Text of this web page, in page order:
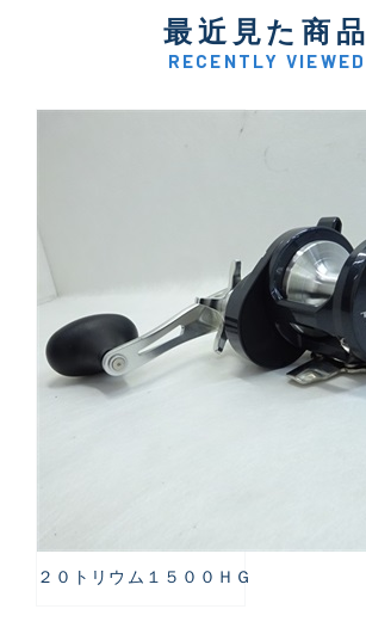
最近見た商品
RECENTLY VIEWED
２０トリウム１５００ＨＧ